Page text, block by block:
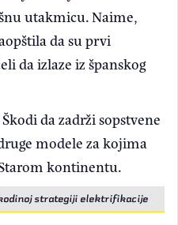
utakmicu. Naime,
da su prvi
da izlaze iz španskog
da zadrži sopstvene
modele za kojima
kontinentu.
strategiji elektrifikacije